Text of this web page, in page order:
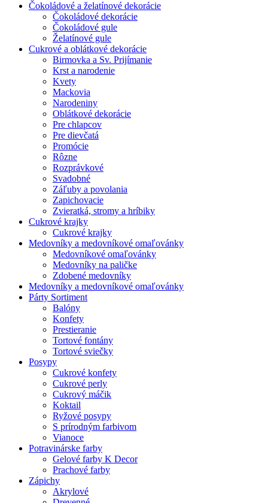
Čokoládové a želatínové dekorácie
Čokoládové dekorácie
Čokoládové gule
Želatínové gule
Cukrové a oblátkové dekorácie
Birmovka a Sv. Prijímanie
Krst a narodenie
Kvety
Mackovia
Narodeniny
Oblátkové dekorácie
Pre chlapcov
Pre dievčatá
Promócie
Rôzne
Rozprávkové
Svadobné
Záľuby a povolania
Zapichovacie
Zvieratká, stromy a hríbiky
Cukrové krajky
Cukrové krajky
Medovníky a medovníkové omaľovánky
Medovníkové omaľovánky
Medovníky na paličke
Zdobené medovníky
Medovníky a medovníkové omaľovánky
Párty Sortiment
Balóny
Konfety
Prestieranie
Tortové fontány
Tortové sviečky
Posypy
Cukrové konfety
Cukrové perly
Cukrový máčik
Koktail
Ryžové posypy
S prírodným farbivom
Vianoce
Potravinárske farby
Gelové farby K Decor
Prachové farby
Zápichy
Akrylové